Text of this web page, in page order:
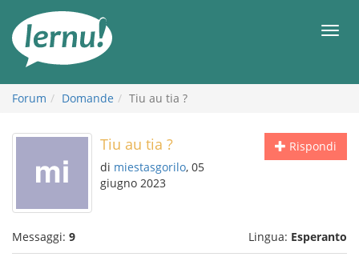
all’indice
Forum Domande Tiu au tia ?
Rispondi
Tiu au tia ?
di miestasgorilo, 05
giugno 2023
Messaggi: 9 Lingua: Esperanto